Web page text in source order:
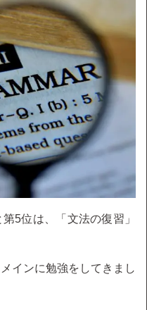
5位は、「文法の復習」
インに勉強をしてきまし